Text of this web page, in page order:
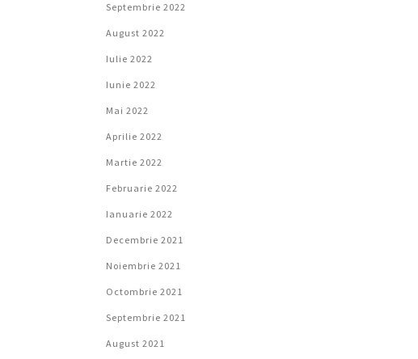
Septembrie 2022
August 2022
Iulie 2022
Iunie 2022
Mai 2022
Aprilie 2022
Martie 2022
Februarie 2022
Ianuarie 2022
Decembrie 2021
Noiembrie 2021
Octombrie 2021
Septembrie 2021
August 2021